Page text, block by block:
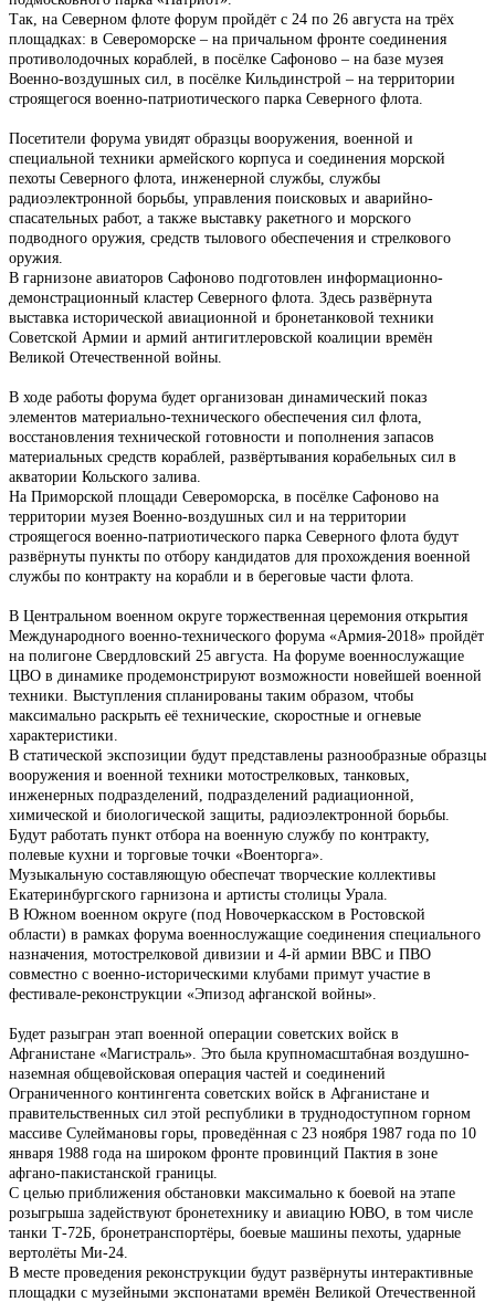
Так, на Северном флоте форум пройдёт с 24 по 26 августа на трёх
площадках: в Североморске – на причальном фронте соединения
противолодочных кораблей, в посёлке Сафоново – на базе музея
Военно-воздушных сил, в посёлке Кильдинстрой – на территории
строящегося военно-патриотического парка Северного флота.
Посетители форума увидят образцы вооружения, военной и
специальной техники армейского корпуса и соединения морской
пехоты Северного флота, инженерной службы, службы
радиоэлектронной борьбы, управления поисковых и аварийно-
спасательных работ, а также выставку ракетного и морского
подводного оружия, средств тылового обеспечения и стрелкового
оружия.
В гарнизоне авиаторов Сафоново подготовлен информационно-
демонстрационный кластер Северного флота. Здесь развёрнута
выставка исторической авиационной и бронетанковой техники
Советской Армии и армий антигитлеровской коалиции времён
Великой Отечественной войны.
В ходе работы форума будет организован динамический показ
элементов материально-технического обеспечения сил флота,
восстановления технической готовности и пополнения запасов
материальных средств кораблей, развёртывания корабельных сил в
акватории Кольского залива.
На Приморской площади Североморска, в посёлке Сафоново на
территории музея Военно-воздушных сил и на территории
строящегося военно-патриотического парка Северного флота будут
развёрнуты пункты по отбору кандидатов для прохождения военной
службы по контракту на корабли и в береговые части флота.
В Центральном военном округе торжественная церемония открытия
Международного военно-технического форума «Армия-2018» пройдёт
на полигоне Свердловский 25 августа. На форуме военнослужащие
ЦВО в динамике продемонстрируют возможности новейшей военной
техники. Выступления спланированы таким образом, чтобы
максимально раскрыть её технические, скоростные и огневые
характеристики.
В статической экспозиции будут представлены разнообразные образцы
вооружения и военной техники мотострелковых, танковых,
инженерных подразделений, подразделений радиационной,
химической и биологической защиты, радиоэлектронной борьбы.
Будут работать пункт отбора на военную службу по контракту,
полевые кухни и торговые точки «Военторга».
Музыкальную составляющую обеспечат творческие коллективы
Екатеринбургского гарнизона и артисты столицы Урала.
В Южном военном округе (под Новочеркасском в Ростовской
области) в рамках форума военно­служащие соединения специального
назначения, мотострелковой дивизии и 4-й армии ВВС и ПВО
совместно с военно-историческими клубами примут участие в
фестивале-реконструкции «Эпизод афганской войны».
Будет разыгран этап военной операции советских войск в
Афганистане «Магистраль». Это была крупномасштабная воздушно-
наземная общевойсковая операция частей и соединений
Ограниченного контингента советских войск в Афганистане и
правительственных сил этой республики в труднодоступном горном
массиве Сулеймановы горы, проведённая с 23 ноября 1987 года по 10
января 1988 года на широком фронте провинций Пактия в зоне
афгано-пакистанской границы.
С целью приближения обстановки максимально к боевой на этапе
розыгрыша задействуют бронетехнику и авиацию ЮВО, в том числе
танки Т-72Б, бронетранспортёры, боевые машины пехоты, ударные
вертолёты Ми-24.
В месте проведения реконструкции будут развёрнуты интер­активные
площадки с музейными экспонатами времён Великой Оте­чественной